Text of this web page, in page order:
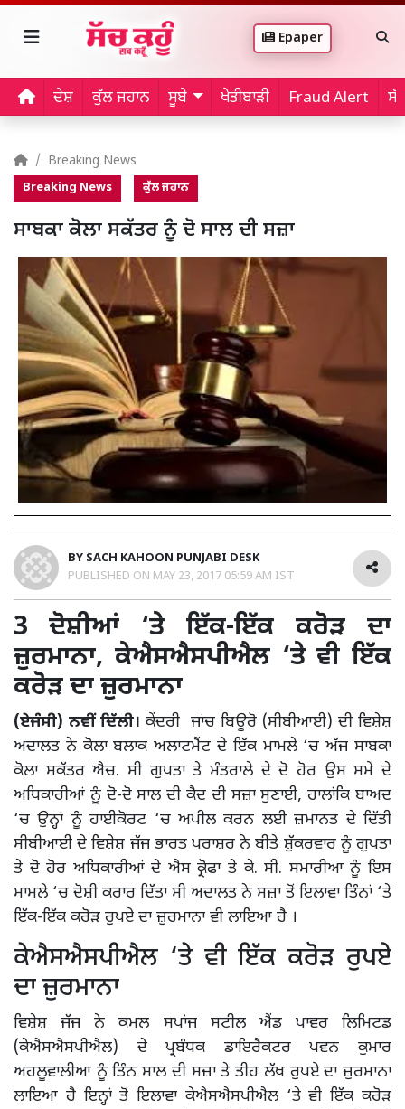
Epaper
ਦੇਸ਼ ਕੁੱਲ ਜਹਾਨ ਸੂਬੇ ਖੇਤੀਬਾੜੀ Fraud Alert
Breaking News
Breaking News ਕੁੱਲ ਜਹਾਨ
ਸਾਬਕਾ ਕੋਲਾ ਸਕੱਤਰ ਨੂੰ ਦੋ ਸਾਲ ਦੀ ਸਜ਼ਾ
BY SACH KAHOON PUNJABI DESK
PUBLISHED ON MAY 23, 2017 05:59 AM IST
3 ਦੋਸ਼ੀਆਂ ‘ਤੇ ਇੱਕ-ਇੱਕ ਕਰੋੜ ਦਾ
ਜ਼ੁਰਮਾਨਾ, ਕੇਐਸਐਸਪੀਐਲ ‘ਤੇ ਵੀ ਇੱਕ
ਕਰੋੜ ਦਾ ਜ਼ੁਰਮਾਨਾ
(ਏਜੰਸੀ) ਨਵੀਂ ਦਿੱਲੀ। ਕੇਂਦਰੀ ਜਾਂਚ ਬਿਊਰੋ (ਸੀਬੀਆਈ) ਦੀ ਵਿਸ਼ੇਸ਼
ਅਦਾਲਤ ਨੇ ਕੋਲਾ ਬਲਾਕ ਅਲਾਟਮੈਂਟ ਦੇ ਇੱਕ ਮਾਮਲੇ ‘ਚ ਅੱਜ ਸਾਬਕਾ
ਕੋਲਾ ਸਕੱਤਰ ਐਚ. ਸੀ ਗੁਪਤਾ ਤੇ ਮੰਤਰਾਲੇ ਦੇ ਦੋ ਹੋਰ ਉਸ ਸਮੇਂ ਦੇ
ਅਧਿਕਾਰੀਆਂ ਨੂੰ ਦੋ-ਦੋ ਸਾਲ ਦੀ ਕੈਦ ਦੀ ਸਜ਼ਾ ਸੁਣਾਈ, ਹਾਲਾਂਕਿ ਬਾਅਦ
‘ਚ ਉਨ੍ਹਾਂ ਨੂੰ ਹਾਈਕੋਰਟ ‘ਚ ਅਪੀਲ ਕਰਨ ਲਈ ਜ਼ਮਾਨਤ ਦੇ ਦਿੱਤੀ
ਸੀਬੀਆਈ ਦੇ ਵਿਸ਼ੇਸ਼ ਜੱਜ ਭਾਰਤ ਪਰਾਸ਼ਰ ਨੇ ਬੀਤੇ ਸ਼ੁੱਕਰਵਾਰ ਨੂੰ ਗੁਪਤਾ
ਤੇ ਦੋ ਹੋਰ ਅਧਿਕਾਰੀਆਂ ਦੇ ਐਸ ਕ੍ਰੋਫਾ ਤੇ ਕੇ. ਸੀ. ਸਮਾਰੀਆ ਨੂੰ ਇਸ
ਮਾਮਲੇ ‘ਚ ਦੋਸ਼ੀ ਕਰਾਰ ਦਿੱਤਾ ਸੀ ਅਦਾਲਤ ਨੇ ਸਜ਼ਾ ਤੋਂ ਇਲਾਵਾ ਤਿੰਨਾਂ ‘ਤੇ
ਇੱਕ-ਇੱਕ ਕਰੋੜ ਰੁਪਏ ਦਾ ਜ਼ੁਰਮਾਨਾ ਵੀ ਲਾਇਆ ਹੈ ।
ਕੇਐਸਐਸਪੀਐਲ ‘ਤੇ ਵੀ ਇੱਕ ਕਰੋੜ ਰੁਪਏ
ਦਾ ਜ਼ੁਰਮਾਨਾ
ਵਿਸ਼ੇਸ਼ ਜੱਜ ਨੇ ਕਮਲ ਸਪਾਂਜ ਸਟੀਲ ਐਂਡ ਪਾਵਰ ਲਿਮਿਟਡ
(ਕੇਐਸਐਸਪੀਐਲ) ਦੇ ਪ੍ਰਬੰਧਕ ਡਾਇਰੈਕਟਰ ਪਵਨ ਕੁਮਾਰ
ਅਹਲੂਵਾਲੀਆ ਨੂੰ ਤਿੰਨ ਸਾਲ ਦੀ ਸਜ਼ਾ ਤੇ ਤੀਹ ਲੱਖ ਰੁਪਏ ਦਾ ਜ਼ੁਰਮਾਨਾ
ਲਾਇਆ ਹੈ ਇਨ੍ਹਾਂ ਤੋਂ ਇਲਾਵਾ ਕੇਐਸਐਸਪੀਐਲ ‘ਤੇ ਵੀ ਇੱਕ ਕਰੋੜ